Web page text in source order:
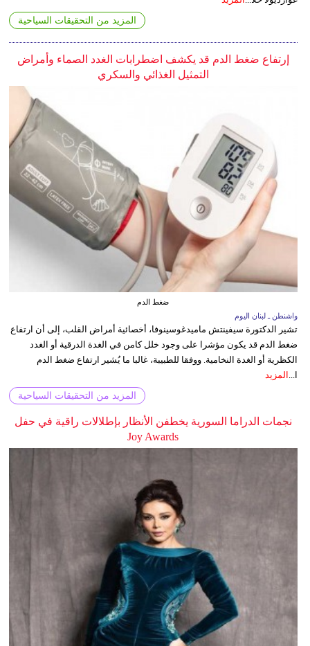
المزيد من التحقيقات السياحية
إرتفاع ضغط الدم قد يكشف اضطرابات الغدد الصماء وأمراض
التمثيل الغذائي والسكري
ضغط الدم
واشنطن ـ لبنان اليوم
تشير الدكتورة سيفينتش ماميدغوسينوفا، أخصائية أمراض القلب، إلى أن ارتفاع
ضغط الدم قد يكون مؤشرا على وجود خلل كامن في الغدة الدرقية أو الغدد
الكظرية أو الغدة النخامية. ووفقا للطبيبة، غالبا ما يُشير ارتفاع ضغط الدم
ا... المزيد
المزيد من التحقيقات السياحية
نجمات الدراما السورية يخطفن الأنظار بإطلالات راقية في حفل
Joy Awards